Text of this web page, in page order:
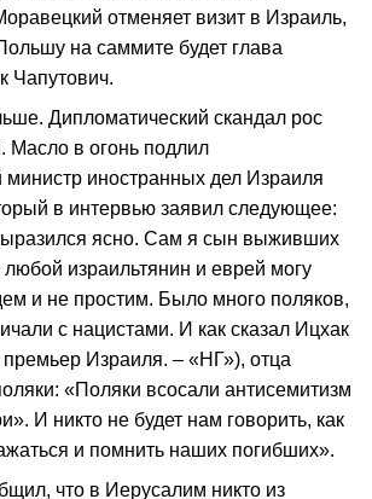
отменяет визит в Израиль,
на саммите будет глава
Чапутович.
Дипломатический скандал рос
Масло в огонь подлил
иностранных дел Израиля
в интервью заявил следующее:
ясно. Сам я сын выживших
любой израильтянин и еврей могу
и не простим. Было много поляков,
с нацистами. И как сказал Ицхак
Израиля. – «НГ»), отца
«Поляки всосали антисемитизм
И никто не будет нам говорить, как
и помнить наших погибших».
что в Иерусалим никто из